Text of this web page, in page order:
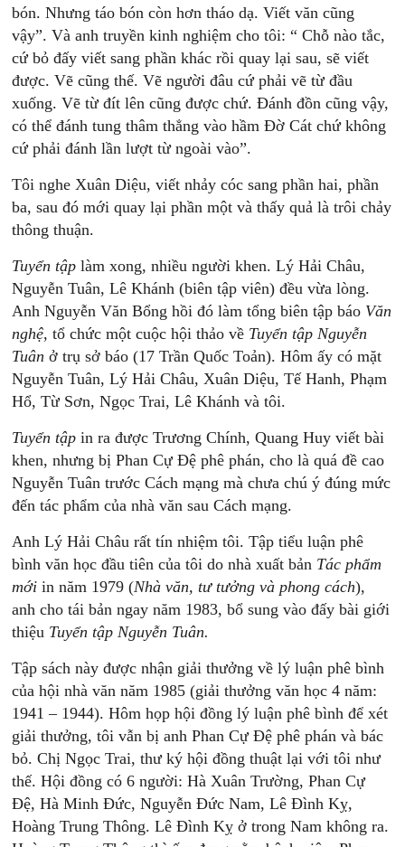
bón. Nhưng táo bón còn hơn tháo dạ. Viết văn cũng
vậy”. Và anh truyền kinh nghiệm cho tôi: “ Chỗ nào tắc,
cứ bỏ đấy viết sang phần khác rồi quay lại sau, sẽ viết
được. Vẽ cũng thế. Vẽ người đâu cứ phải vẽ từ đầu
xuống. Vẽ từ đít lên cũng được chứ. Đánh đồn cũng vậy,
có thể đánh tung thâm thẳng vào hầm Đờ Cát chứ không
cứ phải đánh lần lượt từ ngoài vào”.
Tôi nghe Xuân Diệu, viết nhảy cóc sang phần hai, phần
ba, sau đó mới quay lại phần một và thấy quả là trôi chảy
thông thuận.
Tuyển tập làm xong, nhiều người khen. Lý Hải Châu,
Nguyễn Tuân, Lê Khánh (biên tập viên) đều vừa lòng.
Anh Nguyễn Văn Bổng hồi đó làm tổng biên tập báo Văn
nghệ, tổ chức một cuộc hội thảo về Tuyển tập Nguyễn
Tuân ở trụ sở báo (17 Trần Quốc Toản). Hôm ấy có mặt
Nguyễn Tuân, Lý Hải Châu, Xuân Diệu, Tế Hanh, Phạm
Hổ, Từ Sơn, Ngọc Trai, Lê Khánh và tôi.
Tuyển tập in ra được Trương Chính, Quang Huy viết bài
khen, nhưng bị Phan Cự Đệ phê phán, cho là quá đề cao
Nguyễn Tuân trước Cách mạng mà chưa chú ý đúng mức
đến tác phẩm của nhà văn sau Cách mạng.
Anh Lý Hải Châu rất tín nhiệm tôi. Tập tiểu luận phê
bình văn học đầu tiên của tôi do nhà xuất bản Tác phẩm
mới in năm 1979 (Nhà văn, tư tưởng và phong cách),
anh cho tái bản ngay năm 1983, bổ sung vào đấy bài giới
thiệu Tuyển tập Nguyễn Tuân.
Tập sách này được nhận giải thưởng về lý luận phê bình
của hội nhà văn năm 1985 (giải thưởng văn học 4 năm:
1941 – 1944). Hôm họp hội đồng lý luận phê bình để xét
giải thưởng, tôi vẫn bị anh Phan Cự Đệ phê phán và bác
bỏ. Chị Ngọc Trai, thư ký hội đồng thuật lại với tôi như
thế. Hội đồng có 6 người: Hà Xuân Trường, Phan Cự
Đệ, Hà Minh Đức, Nguyễn Đức Nam, Lê Đình Kỵ,
Hoàng Trung Thông. Lê Đình Kỵ ở trong Nam không ra.